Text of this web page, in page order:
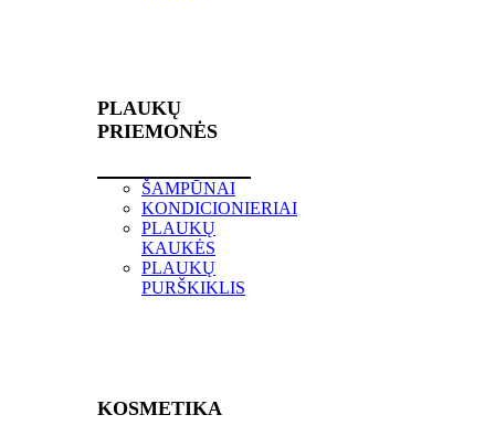
PLAUKŲ
PRIEMONĖS
ŠAMPŪNAI
KONDICIONIERIAI
PLAUKŲ
KAUKĖS
PLAUKŲ
PURŠKIKLIS
KOSMETIKA